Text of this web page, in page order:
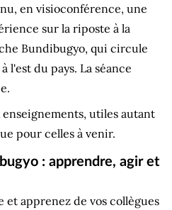
en visioconférence, une
sur la riposte à la
Bundibugyo, qui circule
l'est du pays. La séance
utiles autant
pour celles à venir.
: apprendre, agir et
et apprenez de vos collègues